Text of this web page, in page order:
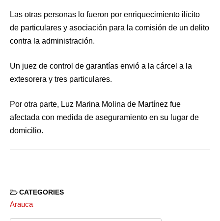
Las otras personas lo fueron por enriquecimiento ilícito
de particulares y asociación para la comisión de un delito
contra la administración.
Un juez de control de garantías envió a la cárcel a la
extesorera y tres particulares.
Por otra parte, Luz Marina Molina de Martínez fue
afectada con medida de aseguramiento en su lugar de
domicilio.
CATEGORIES
Arauca